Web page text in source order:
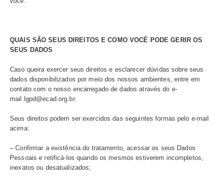
para envio de dados pessoais (nome e e-mail). Esses
serãoutilizados apenas para a comunicação do Ecad
visitantes, não sendo repassados a terceiros.
Os dados pessoais informados por meio do
formulários da seção “Serviços ao Usuário” do site são
internamente para possibilitar a arrecadação e
Você é o único responsável pela confidencialidade e